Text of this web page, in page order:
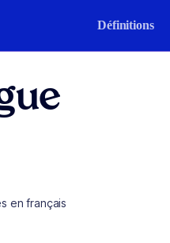
Définitions
en français